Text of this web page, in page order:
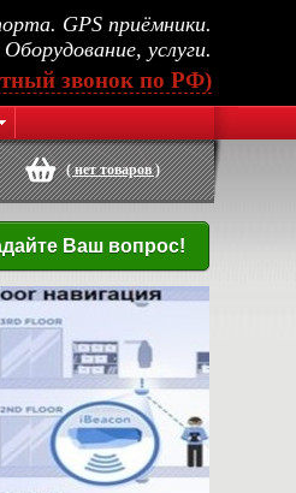
GPS приёмники.
услуги.
звонок по РФ)
(нет товаров)
Ваш вопрос!